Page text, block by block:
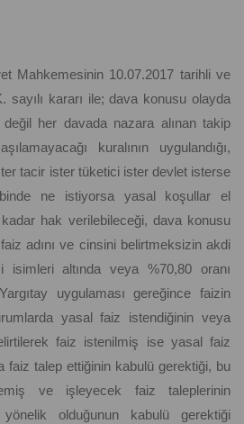
Mahkemesinin 10.07.2017 tarihli ve
sayılı kararı ile; dava konusu olayda
değil her davada nazara alınan takip
kuralının uygulandığı,
tacir ister tüketici ister devlet isterse
ne istiyorsa yasal koşullar el
hak verilebileceği, dava konusu
adını ve cinsini belirtmeksizin akdi
altında veya %70,80 oranı
uygulaması gereğince faizin
yasal faiz istendiğinin veya
faiz istenilmiş ise yasal faiz
faiz talep ettiğinin kabulü gerektiği, bu
ve işleyecek faiz taleplerinin
olduğunun kabulü gerektiği